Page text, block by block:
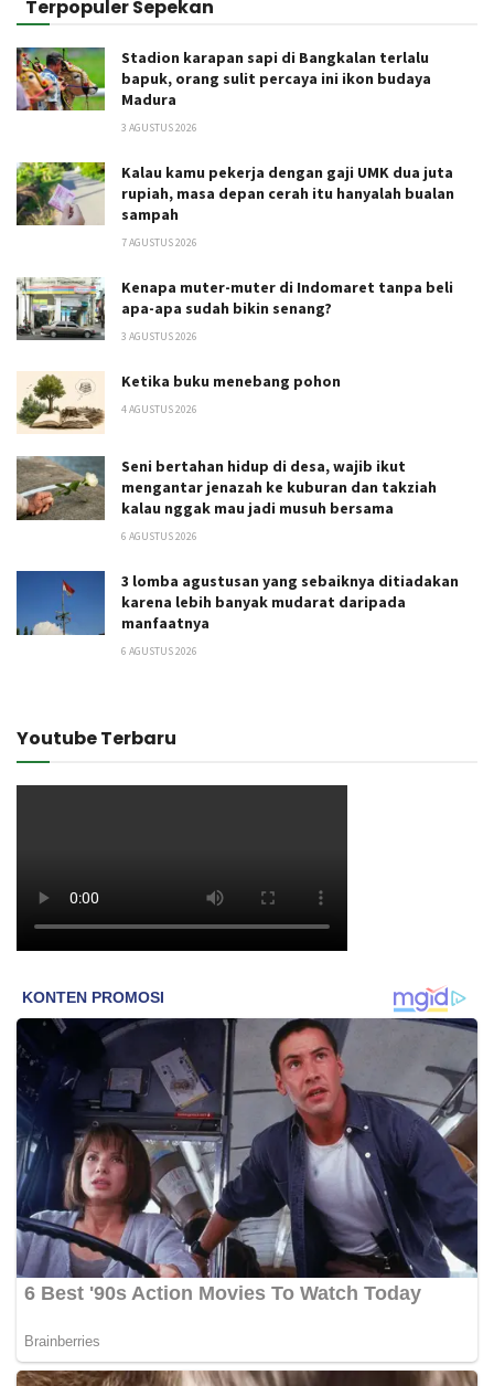
Terpopuler Sepekan
Stadion karapan sapi di Bangkalan terlalu
bapuk, orang sulit percaya ini ikon budaya
Madura
3 AGUSTUS 2026
Kalau kamu pekerja dengan gaji UMK dua juta
rupiah, masa depan cerah itu hanyalah bualan
sampah
7 AGUSTUS 2026
Kenapa muter-muter di Indomaret tanpa beli
apa-apa sudah bikin senang?
3 AGUSTUS 2026
Ketika buku menebang pohon
4 AGUSTUS 2026
Seni bertahan hidup di desa, wajib ikut
mengantar jenazah ke kuburan dan takziah
kalau nggak mau jadi musuh bersama
6 AGUSTUS 2026
3 lomba agustusan yang sebaiknya ditiadakan
karena lebih banyak mudarat daripada
manfaatnya
6 AGUSTUS 2026
Youtube Terbaru